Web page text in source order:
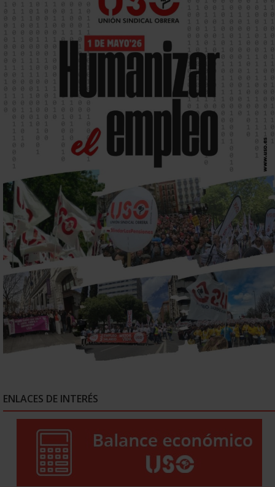
ENLACES DE INTERÉS